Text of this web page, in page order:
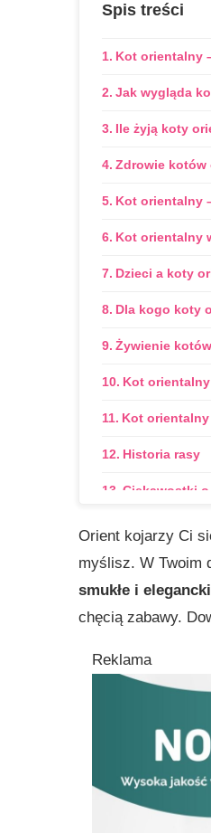
Spis treści
Kot orientalny
Jak wygląda
Ile żyją koty
Zdrowie kotów
Kot orientalny
Kot orientalny
Dzieci a koty
Dla kogo koty
Żywienie
Kot
Kot orientalny
Historia rasy
Ciekawostki
Imię dla kota
Klasyfikacje
Orient kojarzy Ci
myślisz. W Twoim
smukłe i
chęcią zabawy.
Reklama